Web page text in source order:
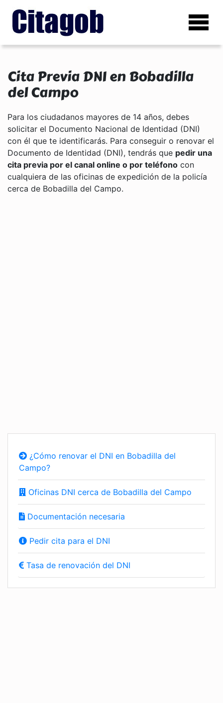
Cita Previa DNI en Bobadilla
del Campo
Para los ciudadanos mayores de 14 años, debes
solicitar el Documento Nacional de Identidad (DNI)
con él que te identificarás. Para conseguir o renovar el
Documento de Identidad (DNI), tendrás que pedir una
cita previa por el canal online o por teléfono con
cualquiera de las oficinas de expedición de la policía
cerca de Bobadilla del Campo.
¿Cómo renovar el DNI en Bobadilla del
Campo?
Oficinas DNI cerca de Bobadilla del Campo
Documentación necesaria
Pedir cita para el DNI
Tasa de renovación del DNI